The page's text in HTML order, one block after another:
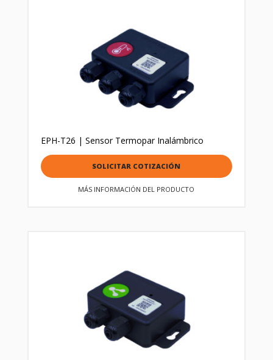
EPH-T26 | Sensor Termopar Inalámbrico
SOLICITAR COTIZACIÓN
MÁS INFORMACIÓN DEL PRODUCTO